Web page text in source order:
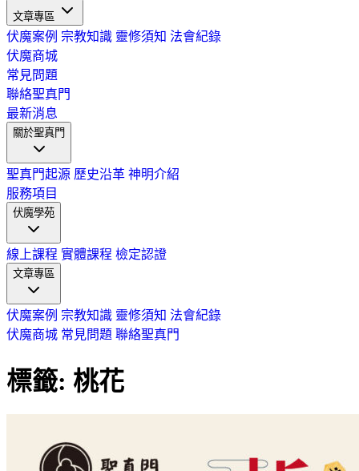
文章專區
伏魔案例 宗教知識 靈修須知 法會紀錄
伏魔商城
常見問題
聯絡聖真門
最新消息
關於聖真門
聖真門起源 歷史沿革 神明介紹
服務項目
伏魔學苑
線上課程 實體課程 檢定認證
文章專區
伏魔案例 宗教知識 靈修須知 法會紀錄
伏魔商城 常見問題 聯絡聖真門
標籤: 桃花